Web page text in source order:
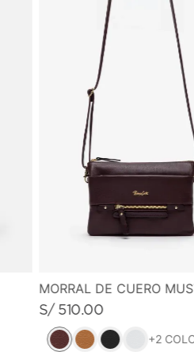
SKU: TID0329C2PN10800
MEDIDAS
10.0 cm de alto X 15.5
S/ 510.00
+2